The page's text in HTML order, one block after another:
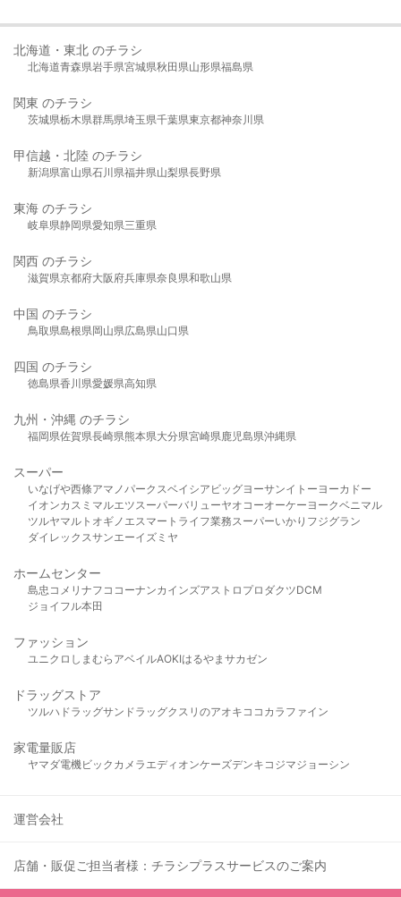
北海道・東北 のチラシ
北海道青森県岩手県宮城県秋田県山形県福島県
関東 のチラシ
茨城県栃木県群馬県埼玉県千葉県東京都神奈川県
甲信越・北陸 のチラシ
新潟県富山県石川県福井県山梨県長野県
東海 のチラシ
岐阜県静岡県愛知県三重県
関西 のチラシ
滋賀県京都府大阪府兵庫県奈良県和歌山県
中国 のチラシ
鳥取県島根県岡山県広島県山口県
四国 のチラシ
徳島県香川県愛媛県高知県
九州・沖縄 のチラシ
福岡県佐賀県長崎県熊本県大分県宮崎県鹿児島県沖縄県
スーパー
いなげや西條アマノパークスベイシア ビッグヨーサンイトーヨーカドー
イオンカスミ マルエツスーパーバリューヤオコーオーケー ヨークベニマル
ツルヤマルト オギノ エスマート ライフ業務スーパーいかり フジグラン
ダイレックスサンエーイズミヤ
ホームセンター
島忠 コメリ ナフコ コーナンカインズアストロプロダクツDCM
ジョイフル本田
ファッション
ユニクロ しまむら アベイルAOKIはるやま サカゼン
ドラッグストア
ツルハドラッグサンドラッグクスリのアオキ ココカラファイン
家電量販店
ヤマダ電機ビックカメラ エディオンケーズデンキ コジマジョーシン
運営会社
店舗・販促ご担当者様：チラシプラスサービスのご案内